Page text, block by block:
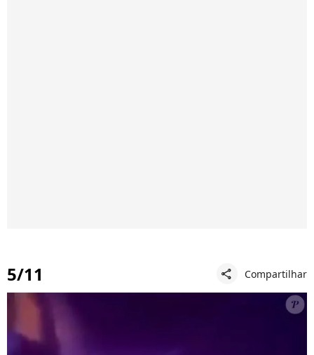
5/11 share Compartilhar